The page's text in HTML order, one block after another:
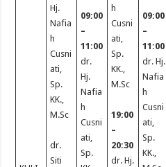
Hj.
Nafia
h
Cusni
ati,
Sp.
KK.,
M.Sc
dr.
Siti
09:00
–
11:00
dr.
Hj.
Nafia
h
Cusni
ati,
Sp.
h
Cusni
ati,
Sp.
KK.,
M.Sc
19:00
–
20:30
dr. Hj.
09:00
–
11:00
dr. Hj.
Nafia
h
Cusni
ati,
Sp.
KK.,